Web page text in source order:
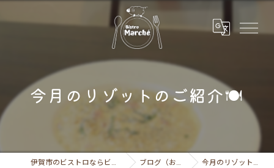
今月のリゾットのご紹介🍽
伊賀市のビストロならビストロ マルシェ ブログ（お知らせ） 今月のリゾットのご紹介🍽